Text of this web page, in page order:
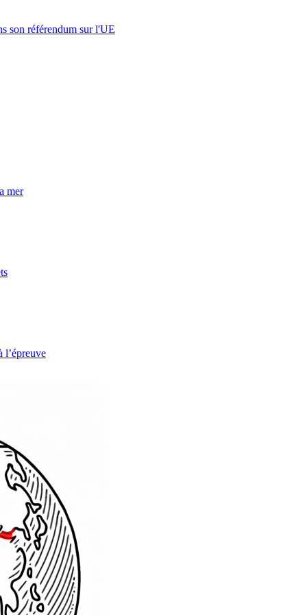
son référendum sur l'UE
mer
l’épreuve